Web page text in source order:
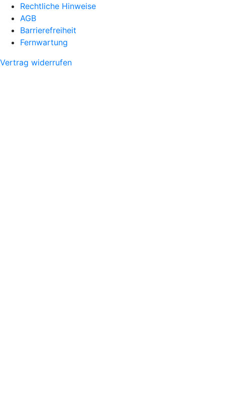
Rechtliche Hinweise
AGB
Barrierefreiheit
Fernwartung
Vertrag widerrufen